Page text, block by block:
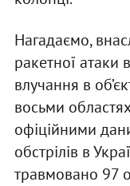
Нагадаємо,
ракетної атаки
влучання в
восьми
офіційними
обстрілів в
травмовано 97